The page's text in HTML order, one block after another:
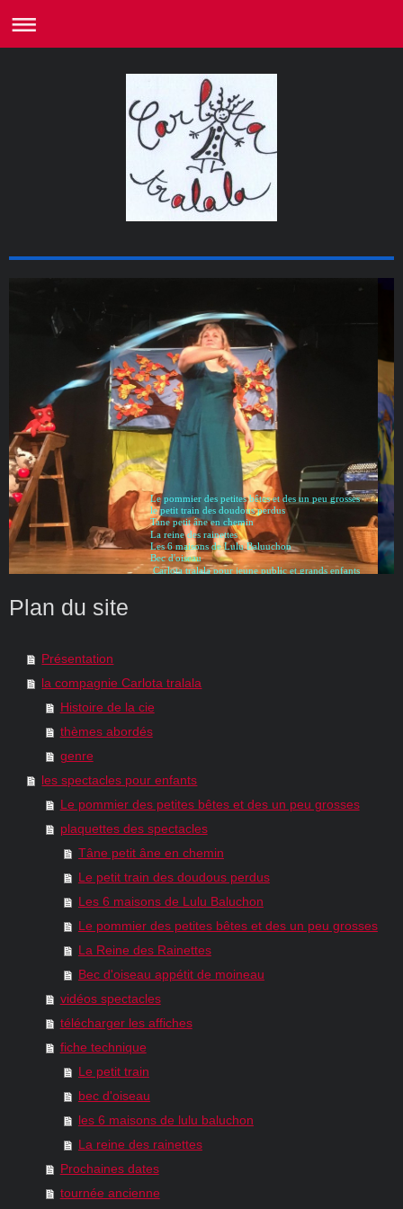
Le pommier des petites bêtes et des un peu grosses
le petit train des doudous perdus
Tane petit âne en chemin
La reine des rainettes
Les 6 maisons de Lulu Baluuchon
Bec d'oiseau
Carlota tralala pour jeune public et grands enfants
Plan du site
Présentation
la compagnie Carlota tralala
Histoire de la cie
thèmes abordés
genre
les spectacles pour enfants
Le pommier des petites bêtes et des un peu grosses
plaquettes des spectacles
Tâne petit âne en chemin
Le petit train des doudous perdus
Les 6 maisons de Lulu Baluchon
Le pommier des petites bêtes et des un peu grosses
La Reine des Rainettes
Bec d'oiseau appétit de moineau
vidéos spectacles
télécharger les affiches
fiche technique
Le petit train
bec d'oiseau
les 6 maisons de lulu baluchon
La reine des rainettes
Prochaines dates
tournée ancienne